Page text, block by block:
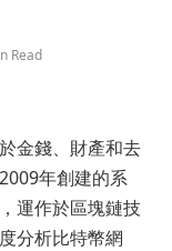
Read
金錢、財產和去
年創建的系
運作於區塊鏈技
分析比特幣網